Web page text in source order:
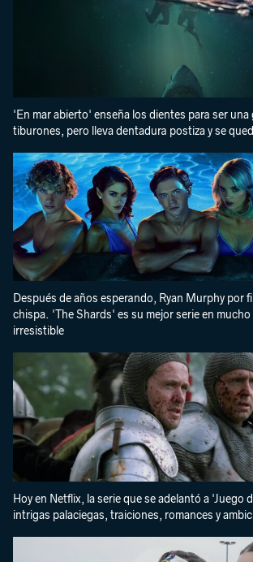
'En mar abierto' enseña los dientes para ser una
tiburones, pero lleva dentadura postiza y se
Después de años esperando, Ryan Murphy por
chispa. 'The Shards' es su mejor serie en
irresistible
Hoy en Netflix, la serie que se adelantó a 'Juego
intrigas palaciegas, traiciones, romances y